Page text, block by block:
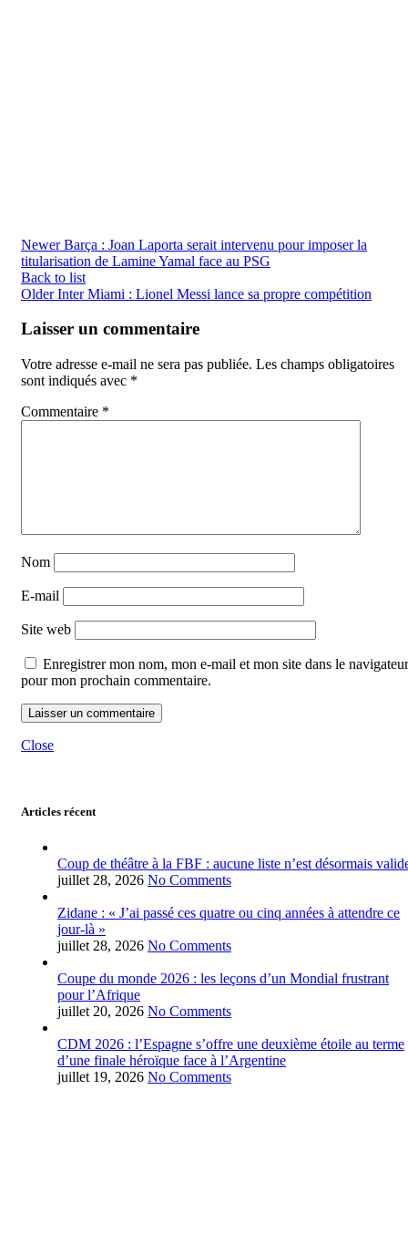
Newer Barça : Joan Laporta serait intervenu pour imposer la
titularisation de Lamine Yamal face au PSG
Back to list
Older Inter Miami : Lionel Messi lance sa propre compétition
Laisser un commentaire
Votre adresse e-mail ne sera pas publiée. Les champs obligatoires
sont indiqués avec *
Commentaire *
Nom
E-mail
Site web
Enregistrer mon nom, mon e-mail et mon site dans le navigateur
pour mon prochain commentaire.
Close
Articles récent
Coup de théâtre à la FBF : aucune liste n’est désormais
juillet 28, 2026 No Comments
Zidane : « J’ai passé ces quatre ou cinq années à attendre ce
jour-là »
juillet 28, 2026 No Comments
Coupe du monde 2026 : les leçons d’un Mondial frustrant
pour l’Afrique
juillet 20, 2026 No Comments
CDM 2026 : l’Espagne s’offre une deuxième étoile au terme
d’une finale héroïque face à l’Argentine
juillet 19, 2026 No Comments